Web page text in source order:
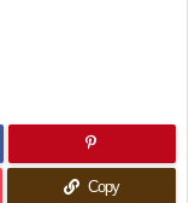
Copy